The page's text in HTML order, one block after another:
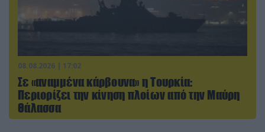
08.08.2026 | 17:02
Σε «αναμμένα κάρβουνα» η Τουρκία:
Περιορίζει την κίνηση πλοίων από την Μαύρη
Θάλασσα